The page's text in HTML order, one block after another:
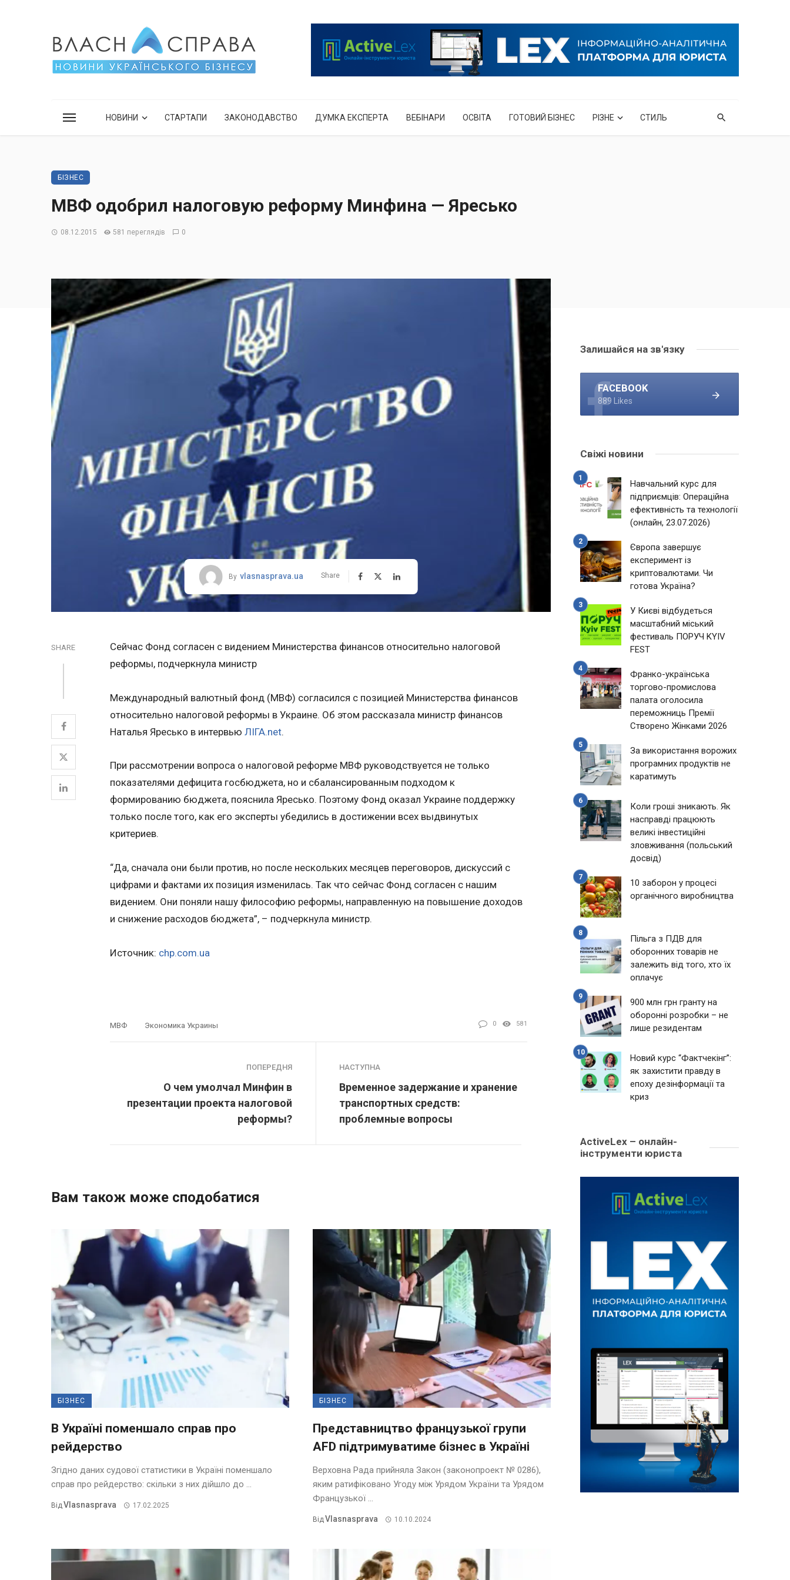
НОВИНИ СТАРТАПИ ЗАКОНОДАВСТВО ДУМКА ЕКСПЕРТА ВЕБІНАРИ ОСВІТА ГОТОВИЙ БІЗНЕС РІЗНЕ СТИЛЬ
БІЗНЕС
МВФ одобрил налоговую реформу Минфина — Яресько
08.12.2015 581 переглядів 0
By vlasnasprava.ua Share
SHARE
Сейчас Фонд согласен с видением Министерства финансов относительно налоговой
реформы, подчеркнула министр
Международный валютный фонд (МВФ) согласился с позицией Министерства финансов
относительно налоговой реформы в Украине. Об этом рассказала министр финансов
Наталья Яресько в интервью ЛІГА.net.
При рассмотрении вопроса о налоговой реформе МВФ руководствуется не только
показателями дефицита госбюджета, но и сбалансированным подходом к
формированию бюджета, пояснила Яресько. Поэтому Фонд оказал Украине поддержку
только после того, как его эксперты убедились в достижении всех выдвинутых
критериев.
“Да, сначала они были против, но после нескольких месяцев переговоров, дискуссий с
цифрами и фактами их позиция изменилась. Так что сейчас Фонд согласен с нашим
видением. Они поняли нашу философию реформы, направленную на повышение доходов
и снижение расходов бюджета”, – подчеркнула министр.
Источник: chp.com.ua
МВФ Экономика Украины 0 581
ПОПЕРЕДНЯ
О чем умолчал Минфин в
презентации проекта налоговой
реформы?
НАСТУПНА
Временное задержание и хранение
транспортных средств:
проблемные вопросы
Вам також може сподобатися
БІЗНЕС
В Україні поменшало справ про
рейдерство
Згідно даних судової статистики в Україні поменшало
справ про рейдерство: скільки з них дійшло до ...
Від Vlasnasprava 17.02.2025
БІЗНЕС
Представництво французької групи
AFD підтримуватиме бізнес в Україні
Верховна Рада прийняла Закон (законопроект № 0286),
яким ратифіковано Угоду між Урядом України та Урядом
Французької ...
Від Vlasnasprava 10.10.2024
Залишайся на зв'язку
FACEBOOK
889 Likes
Свіжі новини
Навчальний курс для
підприємців: Операційна
ефективність та технології
(онлайн, 23.07.2026)
Європа завершує
експеримент із
криптовалютами. Чи
готова Україна?
У Києві відбудеться
масштабний міський
фестиваль ПОРУЧ KYIV
FEST
Франко-українська
торгово-промислова
палата оголосила
переможниць Премії
Створено Жінками 2026
За використання ворожих
програмних продуктів не
каратимуть
Коли гроші зникають. Як
насправді працюють
великі інвестиційні
зловживання (польський
досвід)
10 заборон у процесі
органічного виробництва
Пільга з ПДВ для
оборонних товарів не
залежить від того, хто їх
оплачує
900 млн грн гранту на
оборонні розробки – не
лише резидентам
Новий курс “Фактчекінг”:
як захистити правду в
епоху дезінформації та
криз
ActiveLex – онлайн-
інструменти юриста